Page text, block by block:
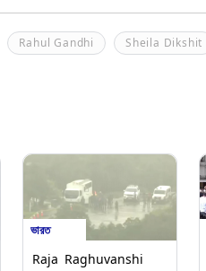
Rahul Gandhi Sheila Dikshit
ভারত
Raja Raghuvanshi